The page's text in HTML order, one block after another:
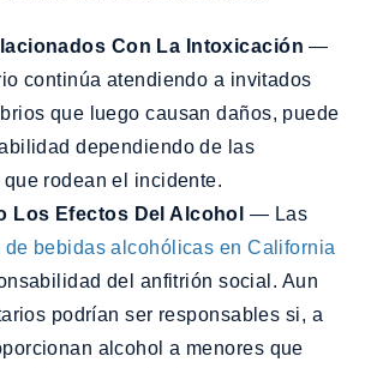
Con La Intoxicación—
continúa atendiendo a invitados
que luego causan daños, puede
dependiendo de las
rodean el incidente.
Los Efectos Del Alcohol — Las
de bebidas alcohólicas en California
del anfitrión social. Aun
podrían ser responsables si, a
alcohol a menores que